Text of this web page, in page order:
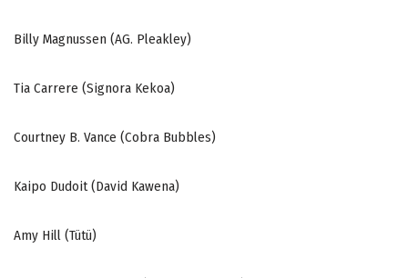
Billy Magnussen (AG. Pleakley)
Tia Carrere (Signora Kekoa)
Courtney B. Vance (Cobra Bubbles)
Kaipo Dudoit (David Kawena)
Amy Hill (Tütü)